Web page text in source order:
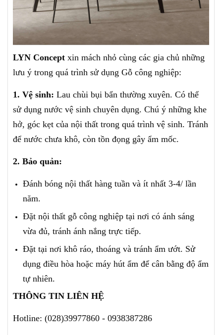
LYN Concept xin mách nhỏ cùng các gia chủ những
lưu ý trong quá trình sử dụng Gỗ công nghiệp:
1. Vệ sinh: Lau chùi bụi bẩn thường xuyên. Có thể
sử dụng nước vệ sinh chuyên dụng. Chú ý những khe
hở, góc kẹt của nội thất trong quá trình vệ sinh. Tránh
để nước chưa khô, còn tồn đọng gây ẩm mốc.
2. Bảo quản:
Đánh bóng nội thất hàng tuần và ít nhất 3-4/ lần
năm.
Đặt nội thất gỗ công nghiệp tại nơi có ánh sáng
vừa đủ, tránh ánh nắng trực tiếp.
Đặt tại nơi khô ráo, thoáng và tránh ẩm ướt. Sử
dụng điều hòa hoặc máy hút ẩm để cân bằng độ ẩm
tự nhiên.
THÔNG TIN LIÊN HỆ
Hotline: (028)39977860 - 0938387286